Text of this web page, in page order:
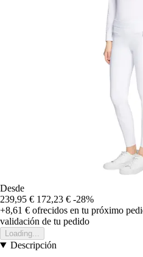
Desde
239,95 € 172,23 € -28%
+8,61 € ofrecidos en tu próximo
validación de tu pedido
Loading...
Descripción